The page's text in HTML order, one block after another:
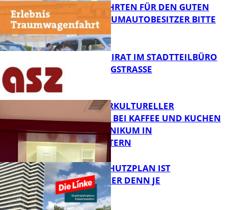
FB News
FB News
SPENDENFAHRTEN FÜR DEN GUTEN
ZWECK – TRAUMAUTOBESITZER BITTE
MELDEN!
FB News
SENIORENBEIRAT IM STADTTEILBÜRO
IN DER KÖNIGSTRASSE
FB Gesundheit
NEUER INTERKULTURELLER
TREFFPUNKT BEI KAFFEE UND KUCHEN
IM PFALZKLINIKUM IN
KAISERSLAUTERN
EIN HITZESCHUTZPLAN IST
NOTWENDIGER DENN JE